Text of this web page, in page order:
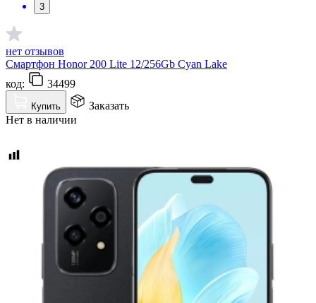
3
нет отзывов
Смартфон Honor 200 Lite 12/256Gb Cyan Lake
код:
34499
Купить
Заказать
Нет в наличии